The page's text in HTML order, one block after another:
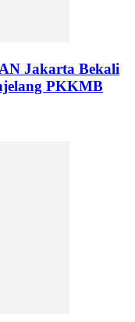
Jakarta Bekali
PKKMB